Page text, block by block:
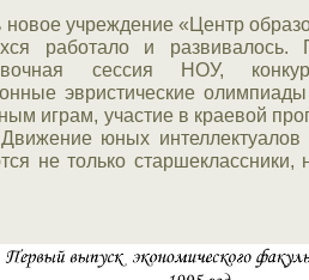
новое учреждение «Центр
работало и
сессия НОУ,
эвристические
играм, участие в краевой
Движение юных
не только старшеклассники,